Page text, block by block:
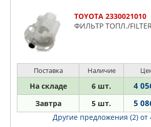
TOYOTA 2330021010
ФИЛЬТР ТОПЛ./FILTER
Поставка Наличие
На складе 6 шт. 4
Завтра 5 шт. 5
Другие предложения (2) от